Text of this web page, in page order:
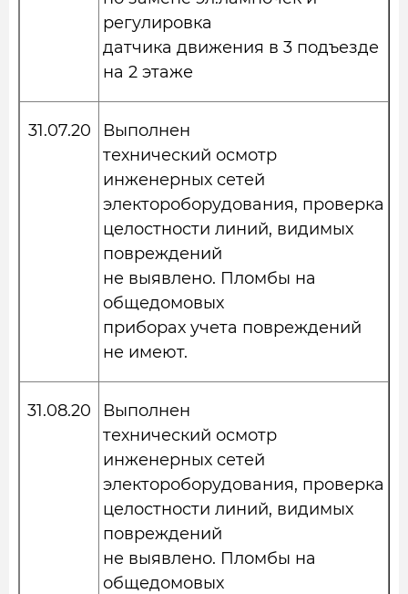
регулировка
датчика движения в 3 подъезде
на 2 этаже
31.07.20
Выполнен
технический осмотр
инженерных сетей
электороборудования, проверка
целостности линий, видимых
повреждений
не выявлено. Пломбы на
общедомовых
приборах учета повреждений
не имеют.
31.08.20
Выполнен
технический осмотр
инженерных сетей
электороборудования, проверка
целостности линий, видимых
повреждений
не выявлено. Пломбы на
общедомовых